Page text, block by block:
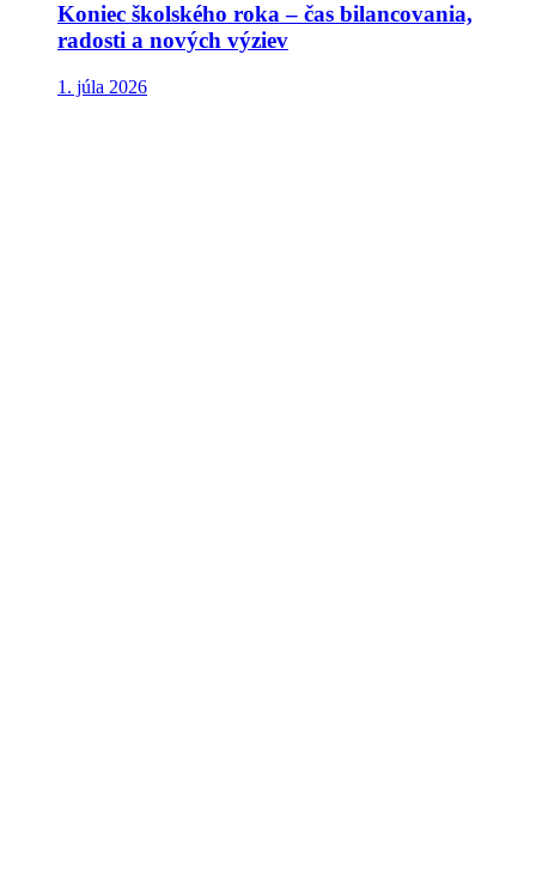
Koniec školského roka – čas bilancovania,
radosti a nových výziev
1. júla 2026